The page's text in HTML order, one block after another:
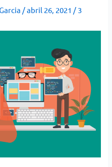
/abril 26, 2021 / 3